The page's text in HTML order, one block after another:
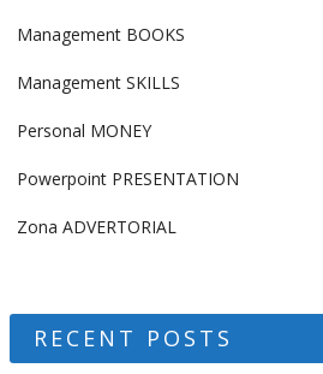
Management BOOKS
Management SKILLS
Personal MONEY
Powerpoint PRESENTATION
Zona ADVERTORIAL
RECENT POSTS